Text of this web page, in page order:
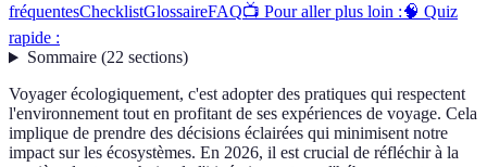
fréquentesChecklistGlossaireFAQ📺 Pour aller plus loin :🧠 Quiz
rapide :
Sommaire(22 sections)
Voyager écologiquement, c'est adopter des pratiques qui respectent
l'environnement tout en profitant de ses expériences de voyage. Cela
implique de prendre des décisions éclairées qui minimisent notre
impact sur les écosystèmes. En 2026, il est crucial de réfléchir à la